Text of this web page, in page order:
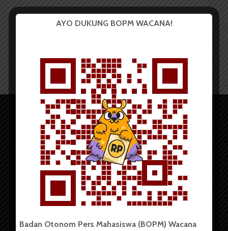
Copyright © 2023. All rights reserved BOPM WACANA.
AYO DUKUNG BOPM WACANA!
Badan Otonom Pers Mahasiswa (BOPM) Wacana